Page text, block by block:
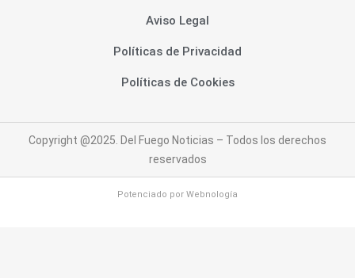
Aviso Legal
Políticas de Privacidad
Políticas de Cookies
Copyright @2025. Del Fuego Noticias – Todos los derechos
reservados
Potenciado por Webnología